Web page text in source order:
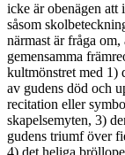
icke är obenägen att
såsom
närmast är fråga om,
gemensamma
kultmönstret med 1)
av gudens död och
recitation eller
skapelsemyten, 3)
gudens triumf över
4) det heliga